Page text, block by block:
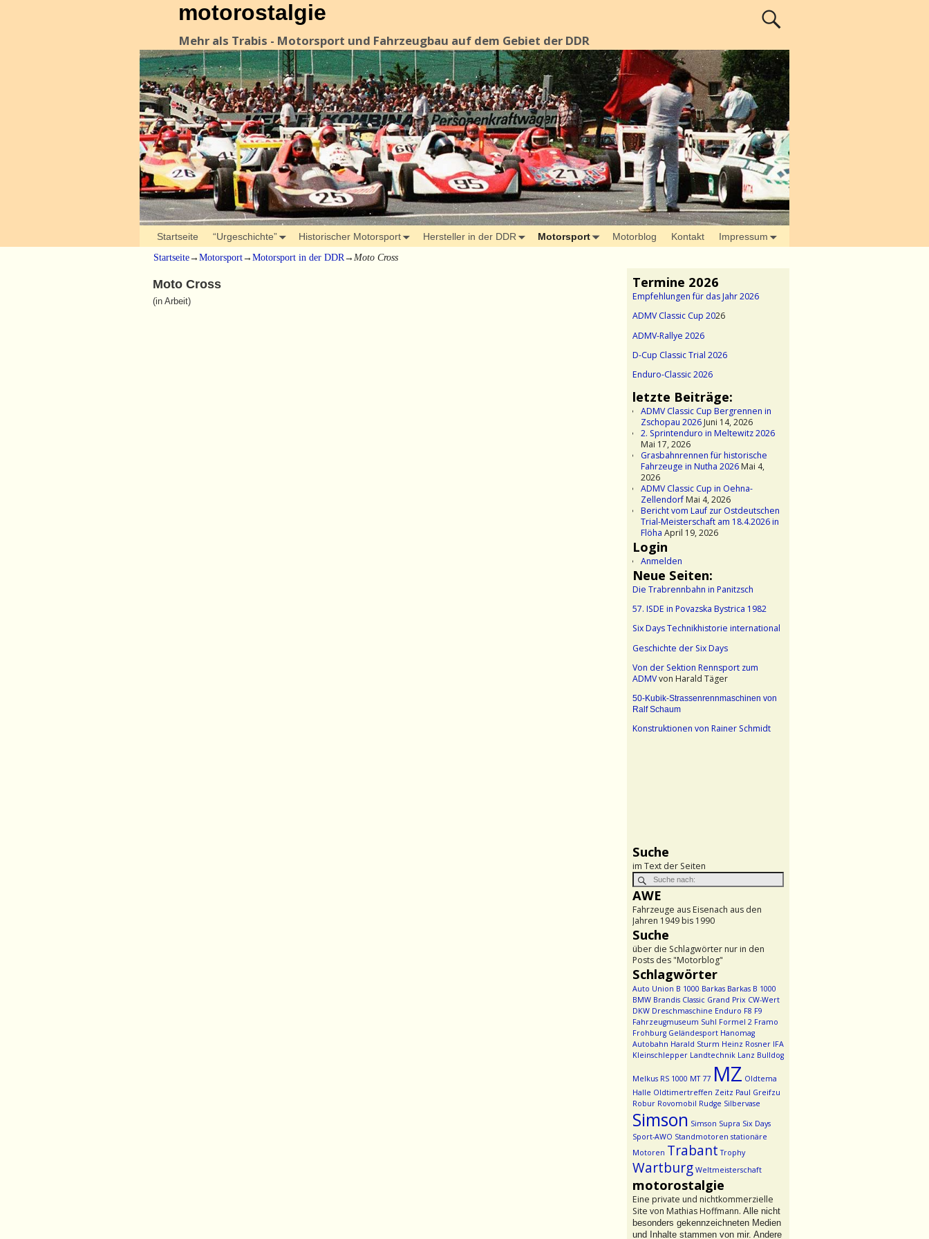
motorostalgie
Mehr als Trabis - Motorsport und Fahrzeugbau auf dem Gebiet der DDR
Startseite “Urgeschichte” Historischer Motorsport Hersteller in der DDR Motorsport Motorblog Kontakt Impressum
Startseite→ Motorsport→ Motorsport in der DDR→ Moto Cross
Moto Cross
(in Arbeit)
Termine 2026
Empfehlungen für das Jahr 2026
ADMV Classic Cup 2026
ADMV-Rallye 2026
D-Cup Classic Trial 2026
Enduro-Classic 2026
letzte Beiträge:
ADMV Classic Cup Bergrennen in
Zschopau 2026Juni 14, 2026
2. Sprintenduro in Meltewitz 2026
Mai 17, 2026
Grasbahnrennen für historische
Fahrzeuge in Nutha 2026Mai 4,
2026
ADMV Classic Cup in Oehna-
ZellendorfMai 4, 2026
Bericht vom Lauf zur Ostdeutschen
Trial-Meisterschaft am 18.4.2026 in
Flöha April 19, 2026
Login
Anmelden
Neue Seiten:
Die Trabrennbahn in Panitzsch
57. ISDE in Povazska Bystrica 1982
Six Days Technikhistorie international
Geschichte der Six Days
Von der Sektion Rennsport zum
ADMVvon Harald Täger
50-Kubik-Strassenrennmaschinen von
Ralf Schaum
Konstruktionen von Rainer Schmidt
Suche
im Text der Seiten
AWE
Fahrzeuge aus Eisenach aus den
Jahren 1949 bis 1990
Suche
über die Schlagwörter nur in den
Posts des "Motorblog"
Schlagwörter
Auto Union B 1000 Barkas Barkas B 1000
BMW Brandis Classic Grand Prix CW-Wert
DKW Dreschmaschine Enduro F8 F9
Fahrzeugmuseum Suhl Formel 2 Framo
Frohburg Geländesport Hanomag
Autobahn Harald Sturm Heinz Rosner IFA
Kleinschlepper Landtechnik Lanz Bulldog
Melkus RS 1000 MT 77 MZ Oldtema
Halle Oldtimertreffen Zeitz Paul Greifzu
Robur Rovomobil Rudge Silbervase
Simson Simson Supra Six Days
Sport-AWO Standmotoren stationäre
Motoren Trabant Trophy
Wartburg Weltmeisterschaft
motorostalgie
Eine private und nichtkommerzielle
Site von Mathias Hoffmann. Alle nicht
besonders gekennzeichneten Medien
und Inhalte stammen von mir. Andere